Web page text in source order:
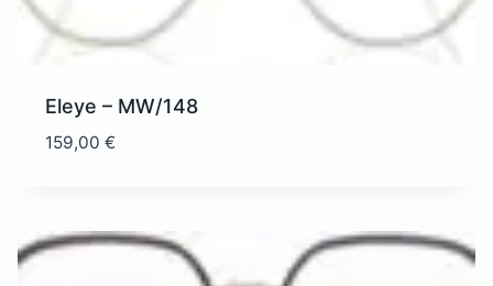
Eleye – MW/148
159,00€